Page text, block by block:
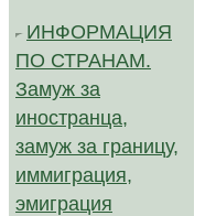
ИНФОРМАЦИЯ
ПО СТРАНАМ.
Замуж за
иностранца,
замуж за границу,
иммиграция,
эмиграция